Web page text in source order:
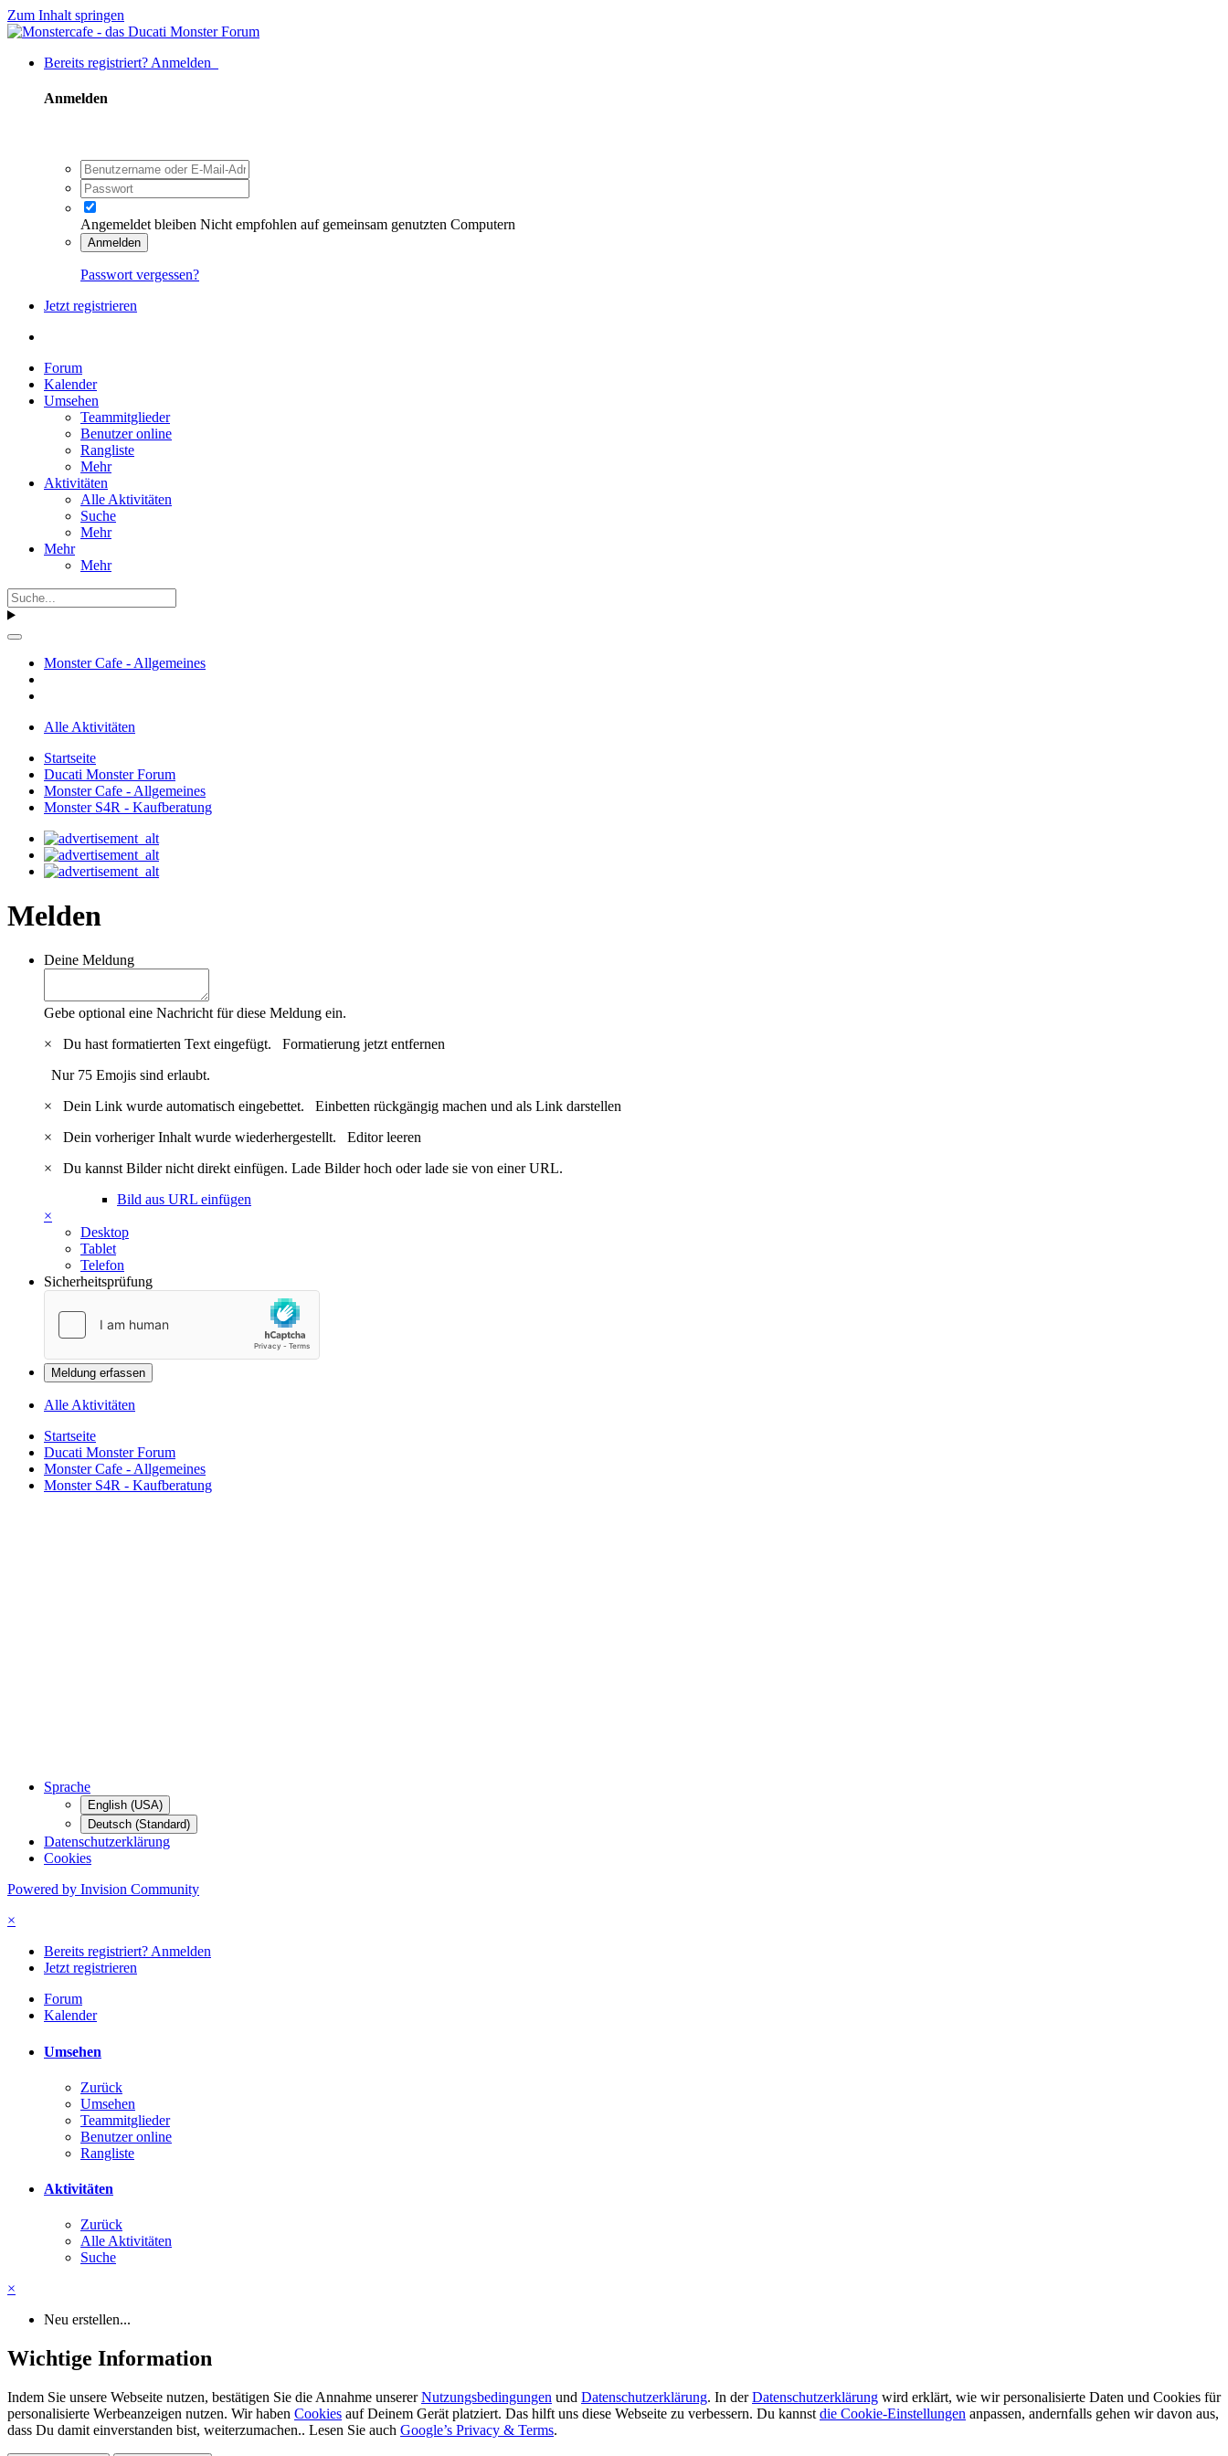
Zum Inhalt springen
Bereits registriert? Anmelden
Anmelden
Angemeldet bleiben Nicht empfohlen auf gemeinsam genutzten Computern
Anmelden
Passwort vergessen?
Jetzt registrieren
Forum
Kalender
Umsehen
Teammitglieder
Benutzer online
Rangliste
Mehr
Aktivitäten
Alle Aktivitäten
Suche
Mehr
Mehr
Mehr
Monster Cafe - Allgemeines
Alle Aktivitäten
Startseite
Ducati Monster Forum
Monster Cafe - Allgemeines
Monster S4R - Kaufberatung
Melden
Deine Meldung
Gebe optional eine Nachricht für diese Meldung ein.
×
Du hast formatierten Text eingefügt. Formatierung jetzt entfernen
Nur 75 Emojis sind erlaubt.
×
Dein Link wurde automatisch eingebettet. Einbetten rückgängig machen und als Link darstellen
×
Dein vorheriger Inhalt wurde wiederhergestellt. Editor leeren
×
Du kannst Bilder nicht direkt einfügen. Lade Bilder hoch oder lade sie von einer URL.
Bild aus URL einfügen
×
Desktop
Tablet
Telefon
Sicherheitsprüfung
Meldung erfassen
Alle Aktivitäten
Startseite
Ducati Monster Forum
Monster Cafe - Allgemeines
Monster S4R - Kaufberatung
Sprache
English (USA)
Deutsch (Standard)
Datenschutzerklärung
Cookies
Powered by Invision Community
×
Bereits registriert? Anmelden
Jetzt registrieren
Forum
Kalender
Umsehen
Zurück
Umsehen
Teammitglieder
Benutzer online
Rangliste
Aktivitäten
Zurück
Alle Aktivitäten
Suche
×
Neu erstellen...
Wichtige Information
Indem Sie unsere Webseite nutzen, bestätigen Sie die Annahme unsererNutzungsbedingungen und Datenschutzerklärung. In derDatenschutzerklärung wird erklärt, wie wir personalisierte Daten und Cookies für
personalisierte Werbeanzeigen nutzen. Wir haben Cookies auf Deinem Gerät platziert. Das hilft uns diese Webseite zu verbessern. Du kannst die Cookie-Einstellungen anpassen, andernfalls gehen wir davon aus,
dass Du damit einverstanden bist, weiterzumachen.. Lesen Sie auch Google’s Privacy & Terms.